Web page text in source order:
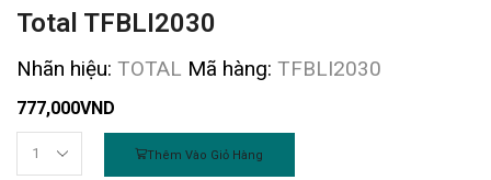
Total TFBLI2030
Nhãn hiệu: TOTAL Mã hàng: TFBLI2030
777,000VND
Thêm Vào Giỏ Hàng